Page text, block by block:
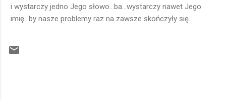
i wystarczy jedno Jego słowo...ba...wystarczy nawet Jego
imię...by nasze problemy raz na zawsze skończyły się.